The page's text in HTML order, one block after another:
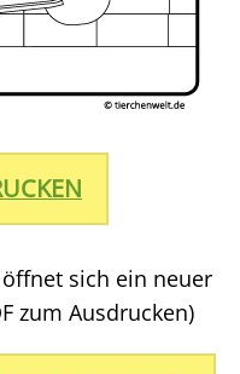
sich ein neuer
zum Ausdrucken)